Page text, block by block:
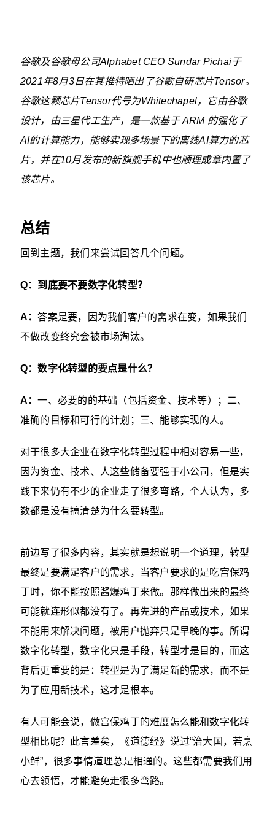
谷歌及谷歌母公司Alphabet CEO Sundar Pichai于
2021年8月3日在其推特晒出了谷歌自研芯片Tensor。
谷歌这颗芯片Tensor代号为Whitechapel，它由谷歌
设计，由三星代工生产，是一款基于 ARM 的强化了
AI的计算能力，能够实现多场景下的离线AI算力的芯
片，并在10月发布的新旗舰手机中也顺理成章内置了
该芯片。
总结
回到主题，我们来尝试回答几个问题。
Q：到底要不要数字化转型？
A：答案是要，因为我们客户的需求在变，如果我们
不做改变终究会被市场淘汰。
Q：数字化转型的要点是什么？
A：一、必要的的基础（包括资金、技术等）；二、
准确的目标和可行的计划；三、能够实现的人。
对于很多大企业在数字化转型过程中相对容易一些，
因为资金、技术、人这些储备要强于小公司，但是实
践下来仍有不少的企业走了很多弯路，个人认为，多
数都是没有搞清楚为什么要转型。
前边写了很多内容，其实就是想说明一个道理，转型
最终是要满足客户的需求，当客户要求的是吃宫保鸡
丁时，你不能按照酱爆鸡丁来做。那样做出来的最终
可能就连形似都没有了。再先进的产品或技术，如果
不能用来解决问题，被用户抛弃只是早晚的事。所谓
数字化转型，数字化只是手段，转型才是目的，而这
背后更重要的是：转型是为了满足新的需求，而不是
为了应用新技术，这才是根本。
有人可能会说，做宫保鸡丁的难度怎么能和数字化转
型相比呢？此言差矣，《道德经》说过“治大国，若烹
小鲜”，很多事情道理总是相通的。这些都需要我们用
心去领悟，才能避免走很多弯路。